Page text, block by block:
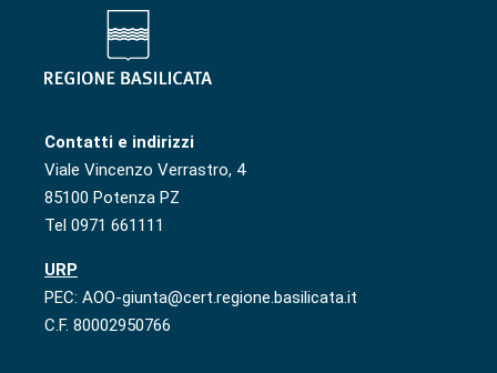
Contatti e indirizzi
Viale Vincenzo Verrastro, 4
85100 Potenza PZ
Tel 0971 661111
URP
PEC: AOO-giunta@cert.regione.basilicata.it
C.F. 80002950766